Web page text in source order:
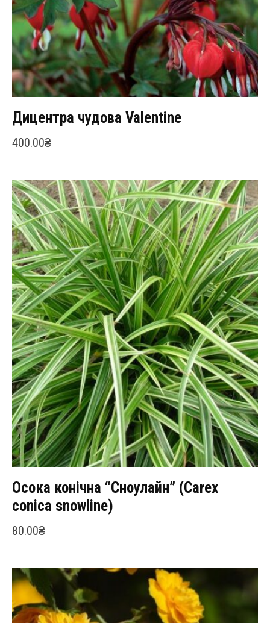
Дицентра чудова Valentine
400.00₴
Осока конічна “Сноулайн” (Сarex
conica snowline)
80.00₴